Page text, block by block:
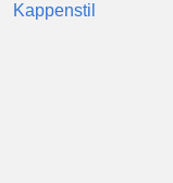
Kappenstil